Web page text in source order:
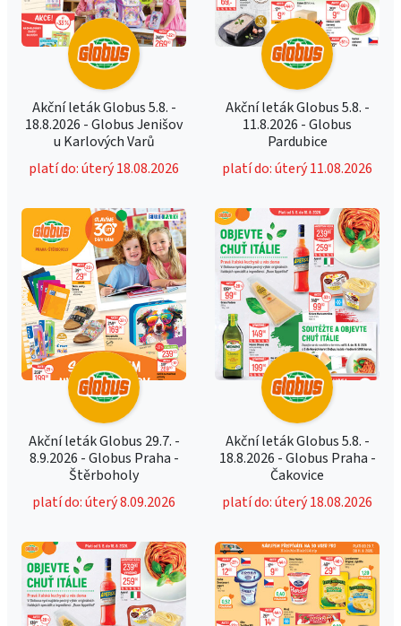
Akční leták Globus 5.8. -
18.8.2026 - Globus Jenišov
u Karlových Varů
platí do: úterý 18.08.2026
Akční leták Globus 5.8. -
11.8.2026 - Globus
Pardubice
platí do: úterý 11.08.2026
Akční leták Globus 29.7. -
8.9.2026 - Globus Praha -
Štěrboholy
platí do: úterý 8.09.2026
Akční leták Globus 5.8. -
18.8.2026 - Globus Praha -
Čakovice
platí do: úterý 18.08.2026